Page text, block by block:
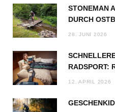
STONEMAN
DURCH
28. JUNI 2026
RADSPORT:
12. APRIL 2026